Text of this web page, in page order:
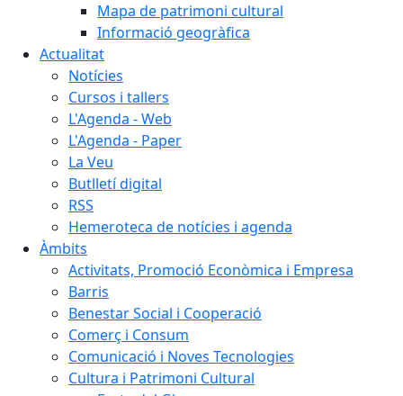
Mapa de patrimoni cultural
Informació geogràfica
Actualitat
Notícies
Cursos i tallers
L'Agenda - Web
L'Agenda - Paper
La Veu
Butlletí digital
RSS
Hemeroteca de notícies i agenda
Àmbits
Activitats, Promoció Econòmica i Empresa
Barris
Benestar Social i Cooperació
Comerç i Consum
Comunicació i Noves Tecnologies
Cultura i Patrimoni Cultural